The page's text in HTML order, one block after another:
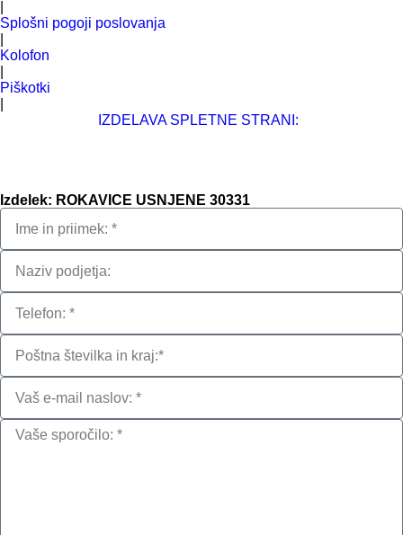
Splošni pogoji poslovanja
Kolofon
Piškotki
IZDELAVA SPLETNE STRANI:
Izdelek: ROKAVICE USNJENE 30331